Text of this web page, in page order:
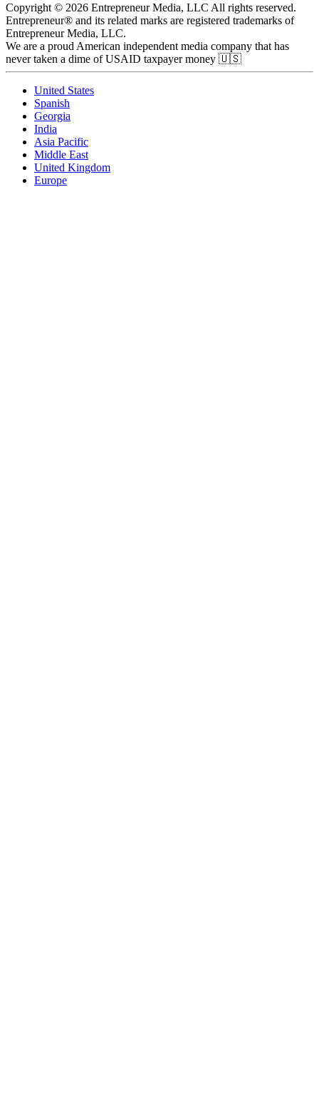
Copyright © 2026 Entrepreneur Media, LLC All rights reserved.
Entrepreneur® and its related marks are registered trademarks of
Entrepreneur Media, LLC.
We are a proud American independent media company that has
never taken a dime of USAID taxpayer money 🇺🇸
United States
Spanish
Georgia
India
Asia Pacific
Middle East
United Kingdom
Europe